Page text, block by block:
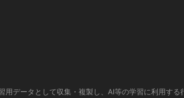
データとして収集・複製し、AI等の学習に利用す